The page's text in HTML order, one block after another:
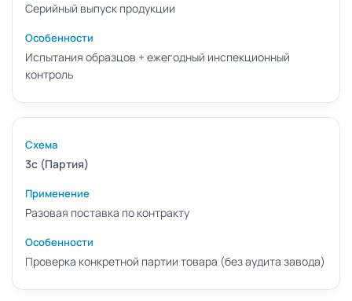
Серийный выпуск продукции
Испытания образцов + ежегодный инспекционный
контроль
3с (Партия)
Разовая поставка по контракту
Проверка конкретной партии товара (без аудита завода)